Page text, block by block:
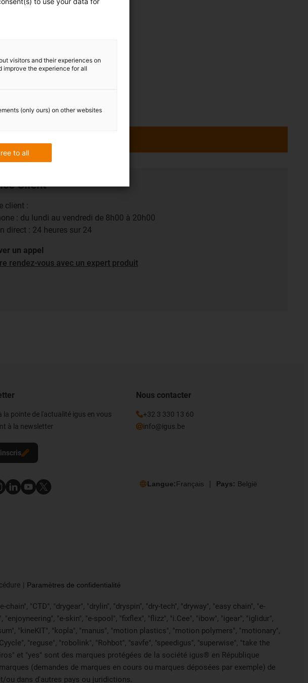
Client
client :
: du lundi au vendredi de 8h00 à 20h00
direct : 24 heures sur 24
un appel
rendez-vous avec un expert produit
la pointe de l'actualité igus en vous
à la newsletter
Nous contacter
+32 3 330 13 60
info@igus.be
Langue:Français Pays: België
Paramètres de confidentialité
"CTD", "drygear", "drylin", "dryspin", "dry-tech", "dryway", "easy chain", "e-
"e-skin", "e-spool", "fixflex", "flizz", "i.Cee", "ibow", "igear", "iglidur",
"kineKIT", "kopla", "manus", "motion plastics", "motion polymers", "motionary",
"reguse", "robolink", "Rohbot", "savfe", "speedigus", "superwise", "take the
et "yes" sont des marques protégées de la société igus® en République
(demandes de marques en cours ou marques déposées par exemple) de
ou dans d'autres pays ou juridictions.
visitors and their experiences on
improve the experience for all
(only ours) on other websites
to all